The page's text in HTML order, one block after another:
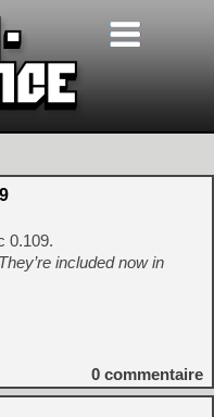
0.109.
included now in
0 commentaire